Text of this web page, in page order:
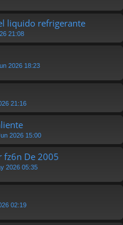
liquido refrigerante
21:08
2026 18:23
21:16
2026 15:00
fz6n De 2005
2026 05:35
02:19